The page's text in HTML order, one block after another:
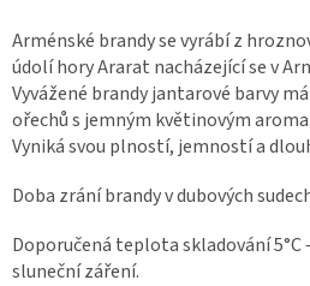
Arménské brandy se vyrábí z
údolí hory Ararat nacházející se v
Vyvážené brandy jantarové barvy
ořechů s jemným květinovým aroma.
Vyniká svou plností, jemností a
Doba zrání brandy v dubových
Doporučená teplota skladování 5°C
sluneční záření.